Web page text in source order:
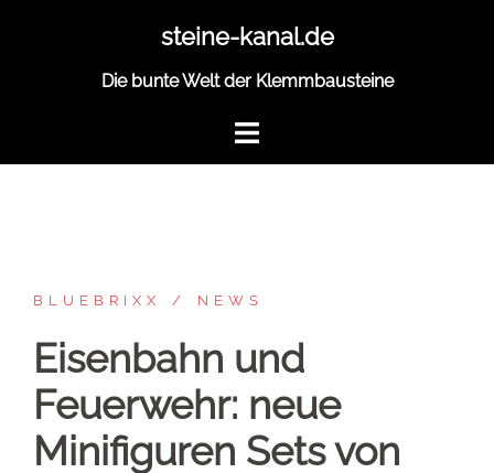
steine-kanal.de
Die bunte Welt der Klemmbausteine
BLUEBRIXX NEWS
Eisenbahn und
Feuerwehr: neue
Minifiguren Sets von